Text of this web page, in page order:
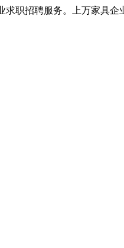
求职招聘服务。上万家具